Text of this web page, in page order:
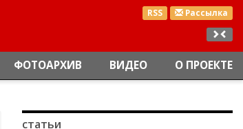
RSS Рассылка
ФОТОАРХИВ ВИДЕО О ПРОЕКТЕ
статьи